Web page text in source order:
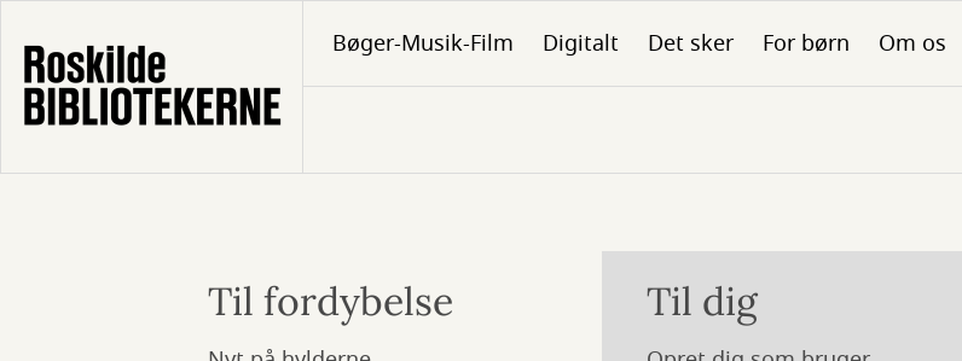
hovedindhold
Bøger-Musik-Film Digitalt Det sker For børn Om os
Til fordybelse Til dig